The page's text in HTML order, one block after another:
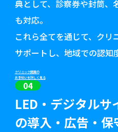
典として、診察券や封筒、
も対応。
これら全てを通じて、クリ
サポートし、地域での認知
クリニック開業の
お手伝いを詳しく見る
04
LED・デジタルサ
の導入・広告・保